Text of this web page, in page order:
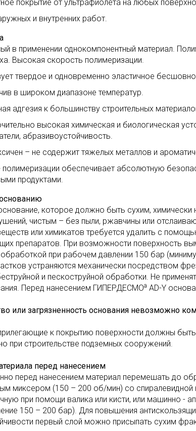
покрытие от ультрафиолета на любых
и внутренних работ.
в применении однокомпонентный материал.
Высокая скорость полимеризации.
твердое и одновременно эластичное
в широком диапазоне температур.
адгезия к большинству строительных
высокая химическая и биологическая
абразивоустойчивость.
– не содержит тяжелых металлов и
обеспечивает абсолютную
продуктами.
которое должно быть сухим,
чистым – без пыли, ржавчины или
или химикатов требуется удалить с
препаратов. При возможности поверхность
при рабочем давлении 150 бар
устраняются механически посредством
и пескоструйной обработки. Не
Перед нанесением ГИПЕРДЕСМОa AD-Y
или загрязненность основания невозможно
к покрытию поверхности должны
при строительстве подземных сооружений.
перед нанесением
перед нанесением материал перемешать до
миксером (150 – 200 об/мин) со
при помощи валика или кисти, или машинно -
150 – 200 бар). Для повышения
первый слой можно присыпать сухим